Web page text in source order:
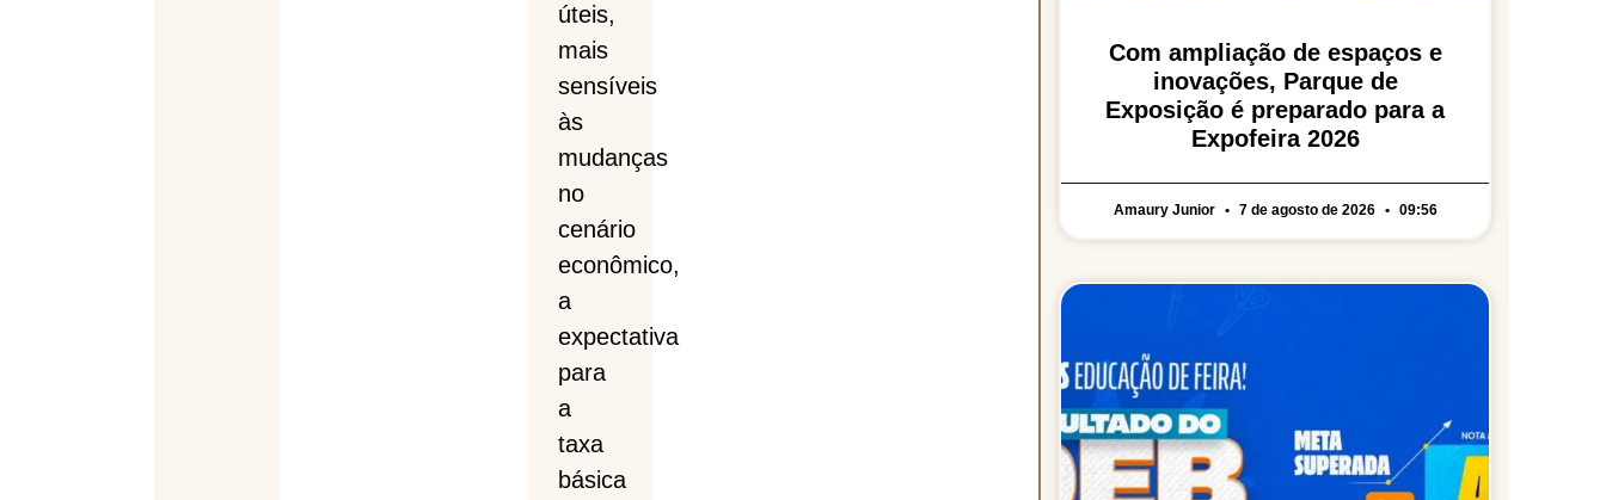
úteis,
mais
sensíveis
às
mudanças
no
cenário
econômico,
a
expectativa
para
a
taxa
básica
Com ampliação de espaços e
inovações, Parque de
Exposição é preparado para a
Expofeira 2026
Amaury Junior 7 de agosto de 2026 09:56